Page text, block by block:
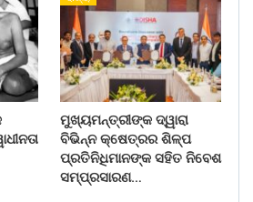
ମୁଖ୍ୟମନ୍ତ୍ରୀଙ୍କ ଦ୍ୱାରା
ବିଭିନ୍ନ କ୍ଷେତ୍ରର ଶିଳ୍ପ
ପ୍ରତିନିଧିମାନଙ୍କ ସହିତ ନିବେଶ
ସମ୍ପ୍ରସାରଣ…